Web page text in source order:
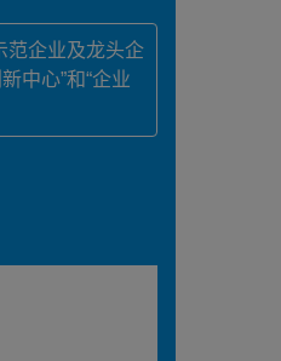
范企业及龙头企
中心”和“企业